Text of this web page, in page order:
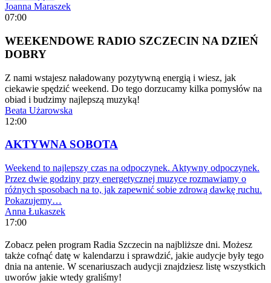
Joanna Maraszek
07:00
WEEKENDOWE RADIO SZCZECIN NA DZIEŃ
DOBRY
Z nami wstajesz naładowany pozytywną energią i wiesz, jak
ciekawie spędzić weekend. Do tego dorzucamy kilka pomysłów na
obiad i budzimy najlepszą muzyką!
Beata Użarowska
12:00
AKTYWNA SOBOTA
Weekend to najlepszy czas na odpoczynek. Aktywny odpoczynek.
Przez dwie godziny przy energetycznej muzyce rozmawiamy o
różnych sposobach na to, jak zapewnić sobie zdrową dawkę ruchu.
Pokazujemy…
Anna Łukaszek
17:00
Zobacz pełen program Radia Szczecin na najbliższe dni. Możesz
także cofnąć datę w kalendarzu i sprawdzić, jakie audycje były tego
dnia na antenie. W scenariuszach audycji znajdziesz listę wszystkich
uworów jakie wtedy graliśmy!